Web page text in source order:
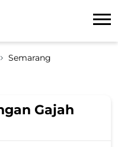
Semarang
Gajah